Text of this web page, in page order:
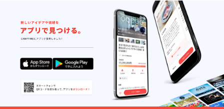
ロッコ
リー 5
月上
旬〜6月
中旬
1〜２個
・ジャ
ガイ
モ 11
月〜12
月 20
個 程度
・人